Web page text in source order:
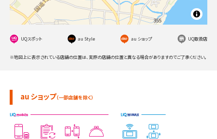
UQスポット au Style au ショップ UQ取扱店
※地図上に表示されている店舗の位置は、実際の店舗の位置と異なる場合がありますのでご了承ください。
au ショップ（一部店舗を除く）